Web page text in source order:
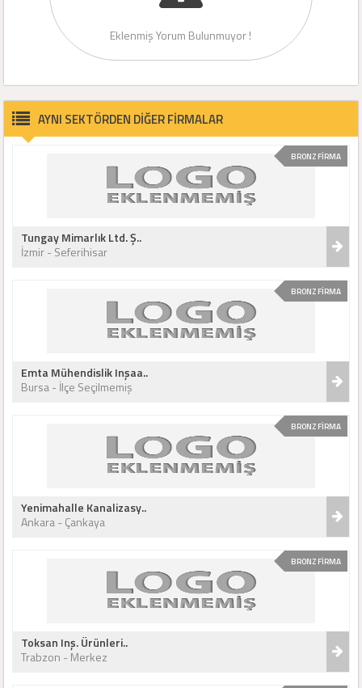
Eklenmiş Yorum Bulunmuyor !
AYNI SEKTÖRDEN DİĞER FİRMALAR
BRONZ FİRMA
Tungay Mimarlık Ltd. Ş..
İzmir - Seferihisar
BRONZ FİRMA
Emta Mühendislik Inşaa..
Bursa - İlçe Seçilmemiş
BRONZ FİRMA
Yenimahalle Kanalizasy..
Ankara - Çankaya
BRONZ FİRMA
Toksan Inş. Ürünleri..
Trabzon - Merkez